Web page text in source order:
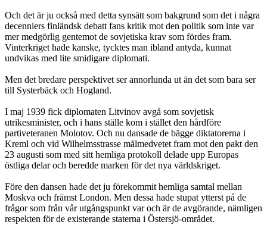
Och det är ju också med detta synsätt som bakgrund som det i några
decenniers finländsk debatt fans kritik mot den politik som inte var
mer medgörlig gentemot de sovjetiska krav som fördes fram.
Vinterkriget hade kanske, tycktes man ibland antyda, kunnat
undvikas med lite smidigare diplomati.
Men det bredare perspektivet ser annorlunda ut än det som bara ser
till Systerbäck och Hogland.
I maj 1939 fick diplomaten Litvinov avgå som sovjetisk
utrikesminister, och i hans ställe kom i stället den hårdföre
partiveteranen Molotov. Och nu dansade de bägge diktatorerna i
Kreml och vid Wilhelmsstrasse målmedvetet fram mot den pakt den
23 augusti som med sitt hemliga protokoll delade upp Europas
östliga delar och beredde marken för det nya världskriget.
Före den dansen hade det ju förekommit hemliga samtal mellan
Moskva och främst London. Men dessa hade stupat ytterst på de
frågor som från vår utgångspunkt var och är de avgörande, nämligen
respekten för de existerande staterna i Östersjö-området.